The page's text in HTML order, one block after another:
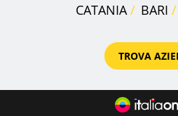
CATANIA
BARI
TROVA